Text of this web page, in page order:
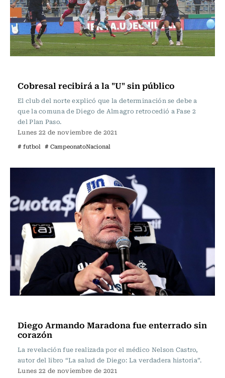
Cobresal recibirá a la "U" sin público
El club del norte explicó que la determinación se debe a
que la comuna de Diego de Almagro retrocedió a Fase 2
del Plan Paso.
Lunes 22 de noviembre de 2021
# futbol # CampeonatoNacional
Diego Armando Maradona fue enterrado sin
corazón
La revelación fue realizada por el médico Nelson Castro,
autor del libro “La salud de Diego: La verdadera historia”.
Lunes 22 de noviembre de 2021